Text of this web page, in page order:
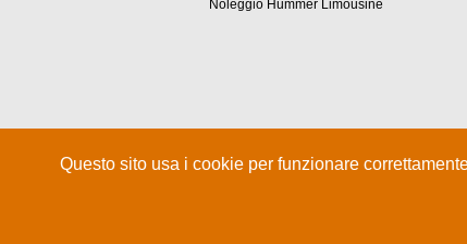
Noleggio Hummer Limousine
Questo sito usa i cookie per funzionare